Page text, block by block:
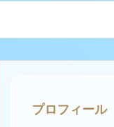
プロフィール